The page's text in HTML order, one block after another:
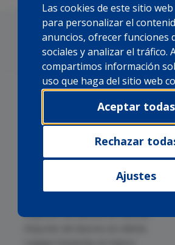
Alquiler de barcos en Mallorca
Alquiler de barcos en Cabo Verde
Alquiler de barcos en Canarias
Alquiler de barcos en Cuba
Las cookies de este sitio
para personalizar el
anuncios, ofrecer funciones
sociales y analizar el tráfico.
compartimos información
uso que haga del sitio web
nuestros partners de redes
publicidad y análisis web,
pueden combinarla con otra
información que les haya
proporcionado o que hayan
recopilado a partir del uso
hecho de sus servicios.
Aceptar todas
Rechazar
Ajustes